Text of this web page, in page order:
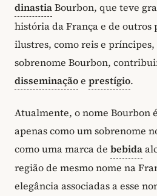
dinastiaBourbon, que teve
história da França e de outros
ilustres, como reis e
sobrenome Bourbon,
disseminaçãoe prestígio.
Atualmente, o nome Bourbon
apenas como um sobrenome
como uma marca de bebida
região de mesmo nome na
elegância associadas a esse